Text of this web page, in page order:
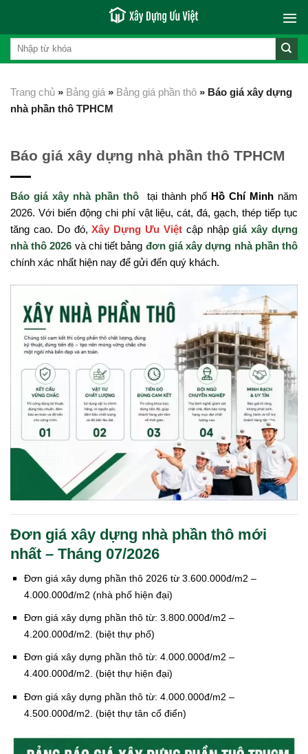
content
Trang chủ » Bảng giá » Bảng giá phần thô » Báo giá xây dựng
nhà phần thô TPHCM
Báo giá xây dựng nhà phần thô TPHCM
Báo giá xây nhà phần thô tại thành phố Hồ Chí Minh năm
2026. Với biến động chi phí vật liệu, cát, đá, gạch, thép tiếp tục
tăng cao. Do đó,Xây Dựng Ưu Việtcập nhậpgiá xây dựng
nhà thô 2026 và chi tiết bảng đơn giá xây dựng nhà phần thô
chính xác nhất hiện nay để gửi đến quý khách.
Đơn giá xây dựng nhà phần thô mới
nhất – Tháng 07/2026
Đơn giá xây dựng phần thô 2026 từ 3.600.000đ/m2 –
4.000.000đ/m2 (nhà phố hiện đại)
Đơn giá xây dựng phần thô từ: 3.800.000đ/m2 –
4.200.000đ/m2. (biệt thự phố)
Đơn giá xây dựng phần thô từ: 4.000.000đ/m2 –
4.400.000đ/m2. (biệt thự hiện đại)
Đơn giá xây dựng phần thô từ: 4.000.000đ/m2 –
4.500.000đ/m2. (biệt thự tân cổ điển)